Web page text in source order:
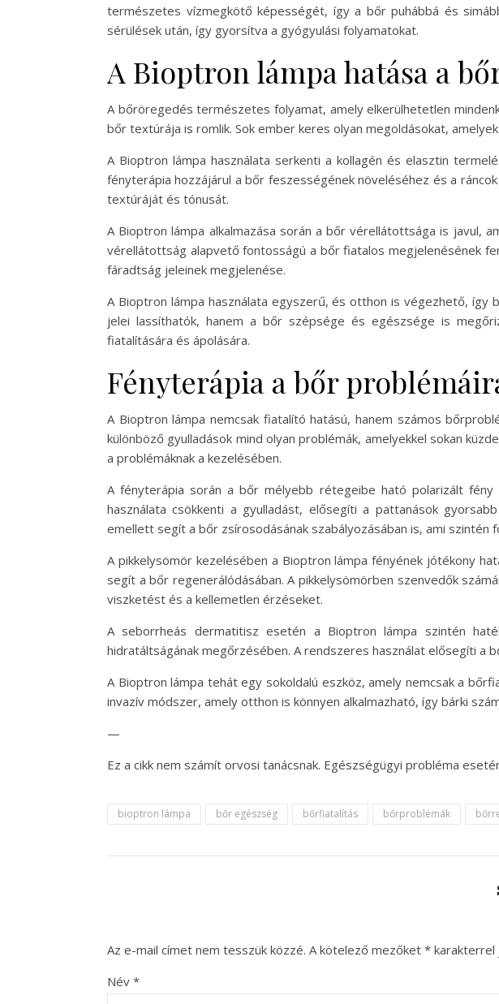
természetes vízmegkötő képességét, így a bőr puhábbá és
sérülések után, így gyorsítva a gyógyulási folyamatokat.
A Bioptron lámpa hatása a
A bőröregedés természetes folyamat, amely elkerülhetetlen
bőr textúrája is romlik. Sok ember keres olyan megoldásokat,
A Bioptron lámpa használata serkenti a kollagén és elasztin
fényterápia hozzájárul a bőr feszességének növeléséhez és a
textúráját és tónusát.
A Bioptron lámpa alkalmazása során a bőr vérellátottsága is javul,
vérellátottság alapvető fontosságú a bőr fiatalos megjelenésének
fáradtság jeleinek megjelenése.
A Bioptron lámpa használata egyszerű, és otthon is végezhető, így
jelei lassíthatók, hanem a bőr szépsége és egészsége is
fiatalítására és ápolására.
Fényterápia a bőr
A Bioptron lámpa nemcsak fiatalító hatású, hanem számos
különböző gyulladások mind olyan problémák, amelyekkel sokan
a problémáknak a kezelésében.
A fényterápia során a bőr mélyebb rétegeibe ható polarizált
használata csökkenti a gyulladást, elősegíti a pattanások
emellett segít a bőr zsírosodásának szabályozásában is, ami szintén
A pikkelysömör kezelésében a Bioptron lámpa fényének jótékony
segít a bőr regenerálódásában. A pikkelysömörben szenvedők
viszketést és a kellemetlen érzéseket.
A seborrheás dermatitisz esetén a Bioptron lámpa szintén
hidratáltságának megőrzésében. A rendszeres használat elősegíti
A Bioptron lámpa tehát egy sokoldalú eszköz, amely nemcsak a
invazív módszer, amely otthon is könnyen alkalmazható, így bárki
—
Ez a cikk nem számít orvosi tanácsnak. Egészségügyi probléma
bioptron lámpa bőr egészség bőrfiatalítás bőrproblémák
Az e-mail címet nem tesszük közzé. A kötelező mezőket * karakterrel
Név *